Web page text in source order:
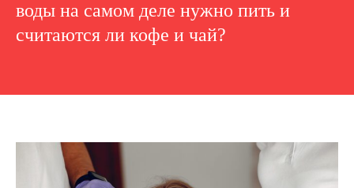
воды на самом деле нужно пить и
считаются ли кофе и чай?